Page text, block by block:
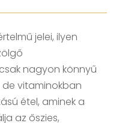
jelei, ilyen
nagyon könnyű
de vitaminokban
étel, aminek a
az őszies,